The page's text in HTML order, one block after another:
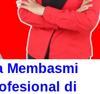
Membasmi
di